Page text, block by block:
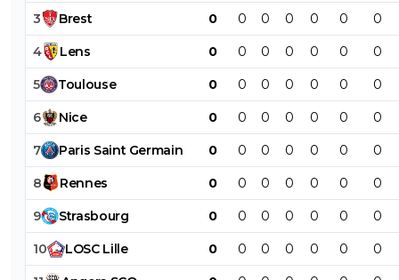
3 Brest 0 0 0 0 0 0 0
4 Lens 0 0 0 0 0 0 0
5 Toulouse 0 0 0 0 0 0 0
6 Nice 0 0 0 0 0 0 0
7 Paris Saint Germain 0 0 0 0 0 0 0
8 Rennes 0 0 0 0 0 0 0
9 Strasbourg 0 0 0 0 0 0 0
10 LOSC Lille 0 0 0 0 0 0 0